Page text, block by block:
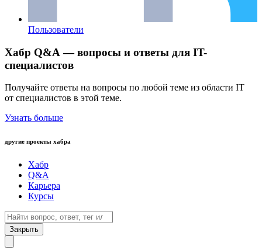
Пользователи
Хабр Q&A — вопросы и ответы для IT-
специалистов
Получайте ответы на вопросы по любой теме из области IT
от специалистов в этой теме.
Узнать больше
другие проекты хабра
Хабр
Q&A
Карьера
Курсы
Закрыть